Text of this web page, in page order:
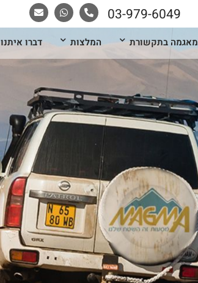
03-979-6049
מאגמה בתקשורת המלצות דברו איתנו